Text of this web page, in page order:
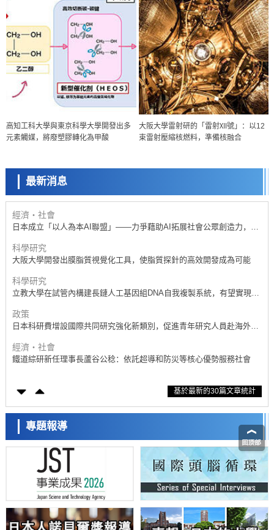
高知工科大學與東京科學大學開發出多
元素觸媒，將廢塑膠轉化為甲酸
大阪大學雷射研的「雷射Ⅻ號」：以12
束雷射壓縮核燃料，準備核融合
最新消息
日本科研費增設國際共同研究強化新類別，促進青年研究人員赴海外開
展研究
科學研究
開發出300億年僅誤差1秒的光晶格鐘，構建網路將其打造為次世代社會
基礎設施
經濟・社會
日本成立「以人為本AI聯盟」——力爭藉助AI拓展社會公眾創造力，依
科學研究
大阪大學開發出膜脂質視覺化工具，使脂質探針的高效開發成為可能
科學研究
立教大學在試管內構建長鏈人工基因組DNA自我複製系統，有望實現攜
政策
日本科研費增設國際共同研究強化新類別，促進青年研究人員赴海外開
經濟・社會
鐵道綜研新任理事長蘆谷公稔：依託超導和防災等核心優勢服務社會
東京大學通過葉綠體基因組編輯技術強化碳固定酵素，成功提高光合作
科學研究
藤田醫科大學等成功鑑定出非結核分枝桿菌生存的必需基因，首次揭示
該基因的必要性因菌株而異
經濟・社會
【AI法下篇】如何應對AI的不可控性——中央大學平野晉教授專訪
科學研究
日本學術會議：為保持土壤健康應採取哪些措施？探討土壤保護與強化
的具體對策
科學研究
大阪大學開發基於水氫鍵網路的溫度預測新方法，AI從分子排列資訊中
基於最新的30篇文章統計
專題報導